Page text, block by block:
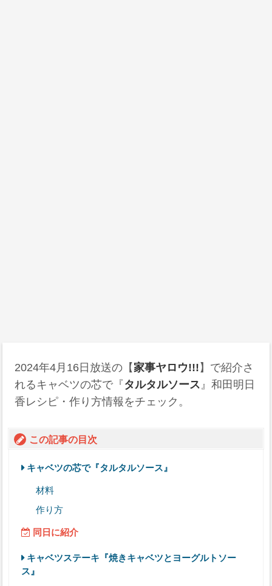
2024年4月16日 放送の【家事ヤロウ!!! 】で紹介さ
れるキャベツの芯で『 タルタルソース 』和田明日
香レシピ・作り方情報をチェック。
この記事の目次
キャベツの芯で『タルタルソース』
材料
作り方
同日に紹介
キャベツステーキ『焼きキャベツとヨーグルトソー
ス』